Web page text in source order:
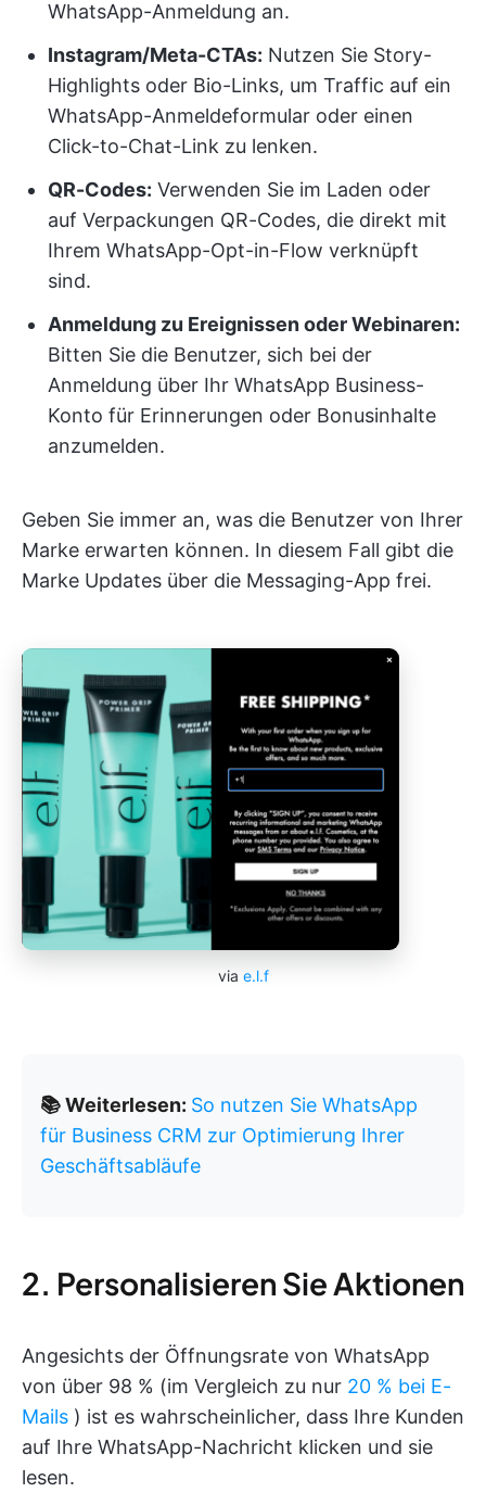
WhatsApp-Anmeldung an.
Instagram/Meta-CTAs: Nutzen Sie Story-
Highlights oder Bio-Links, um Traffic auf ein
WhatsApp-Anmeldeformular oder einen
Click-to-Chat-Link zu lenken.
QR-Codes: Verwenden Sie im Laden oder
auf Verpackungen QR-Codes, die direkt mit
Ihrem WhatsApp-Opt-in-Flow verknüpft
sind.
Anmeldung zu Ereignissen oder Webinaren:
Bitten Sie die Benutzer, sich bei der
Anmeldung über Ihr WhatsApp Business-
Konto für Erinnerungen oder Bonusinhalte
anzumelden.
Geben Sie immer an, was die Benutzer von Ihrer
Marke erwarten können. In diesem Fall gibt die
Marke Updates über die Messaging-App frei.
via e.l.f
📚 Weiterlesen: So nutzen Sie WhatsApp
für Business CRM zur Optimierung Ihrer
Geschäftsabläufe
2. Personalisieren Sie Aktionen
Angesichts der Öffnungsrate von WhatsApp
von über 98 % (im Vergleich zu nur 20 % bei E-
Mails ) ist es wahrscheinlicher, dass Ihre Kunden
auf Ihre WhatsApp-Nachricht klicken und sie
lesen.